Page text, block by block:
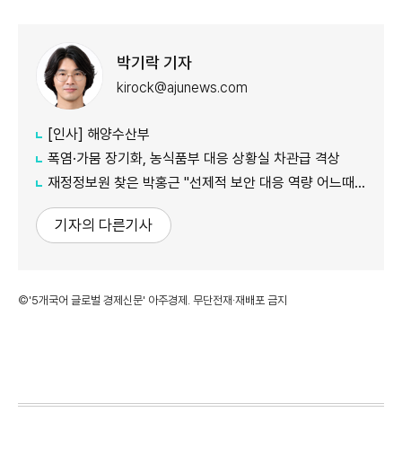
박기락 기자
kirock@ajunews.com
[인사] 해양수산부
폭염·가뭄 장기화, 농식품부 대응 상황실 차관급 격상
재정정보원 찾은 박홍근 "선제적 보안 대응 역량 어느때보다 중요"
기자의 다른기사
©'5개국어 글로벌 경제신문' 아주경제. 무단전재·재배포 금지